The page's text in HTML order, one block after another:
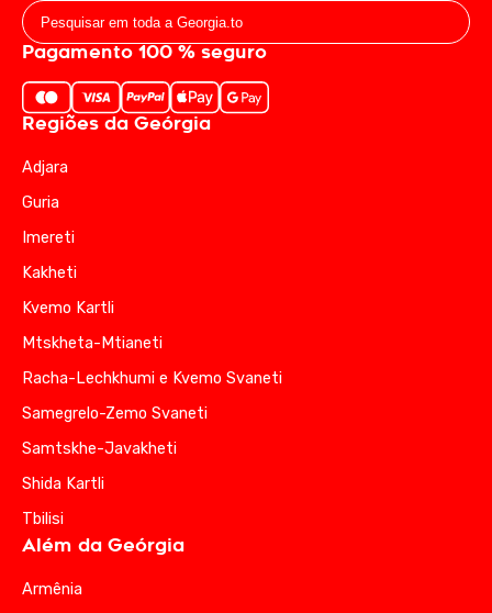
Pagamento 100 % seguro
Regiões da Geórgia
Adjara
Guria
Imereti
Kakheti
Kvemo Kartli
Mtskheta-Mtianeti
Racha-Lechkhumi e Kvemo Svaneti
Samegrelo-Zemo Svaneti
Samtskhe-Javakheti
Shida Kartli
Tbilisi
Além da Geórgia
Armênia